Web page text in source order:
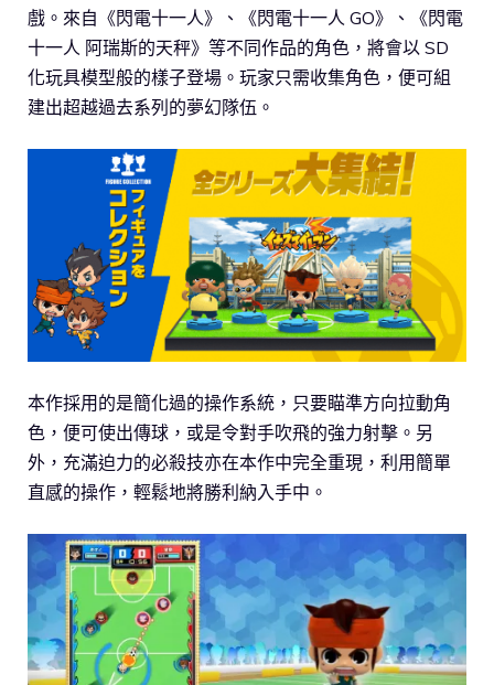
戲。來自《閃電十一人》、《閃電十一人 GO》、《閃電
十一人 阿瑞斯的天秤》等不同作品的角色，將會以 SD
化玩具模型般的樣子登場。玩家只需收集角色，便可組
建出超越過去系列的夢幻隊伍。
本作採用的是簡化過的操作系統，只要瞄準方向拉動角
色，便可使出傳球，或是令對手吹飛的強力射擊。另
外，充滿迫力的必殺技亦在本作中完全重現，利用簡單
直感的操作，輕鬆地將勝利納入手中。